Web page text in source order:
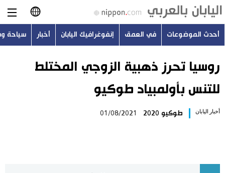
日本語
English
أحدث الموضوعات
أحدث الموضوعات في العمق إنفوغرافيك اليابان أخبار سياحة
روسيا تحرز ذهبية الزوجي المختلط
للتنس بأولمبياد طوكيو
أخبار اليابان طوكيو 2020 01/08/2021